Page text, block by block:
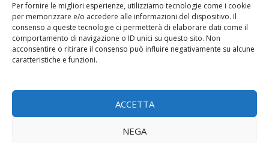
Per fornire le migliori esperienze, utilizziamo tecnologie come i cookie
per memorizzare e/o accedere alle informazioni del dispositivo. Il
consenso a queste tecnologie ci permetterà di elaborare dati come il
comportamento di navigazione o ID unici su questo sito. Non
acconsentire o ritirare il consenso può influire negativamente su alcune
caratteristiche e funzioni.
ACCETTA
NEGA
P.I.: 01556690533
Privacy Policy| Cookie Policy